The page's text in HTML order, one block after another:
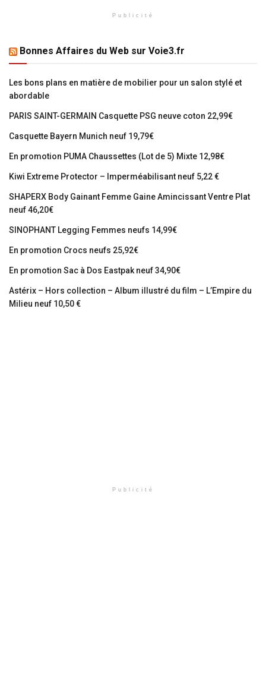
Publicité
Bonnes Affaires du Web sur Voie3.fr
Les bons plans en matière de mobilier pour un salon stylé et
abordable
PARIS SAINT-GERMAIN Casquette PSG neuve coton 22,99€
Casquette Bayern Munich neuf 19,79€
En promotion PUMA Chaussettes (Lot de 5) Mixte 12,98€
Kiwi Extreme Protector – Imperméabilisant neuf 5,22 €
SHAPERX Body Gainant Femme Gaine Amincissant Ventre Plat
neuf 46,20€
SINOPHANT Legging Femmes neufs 14,99€
En promotion Crocs neufs 25,92€
En promotion Sac à Dos Eastpak neuf 34,90€
Astérix – Hors collection – Album illustré du film – L’Empire du
Milieu neuf 10,50 €
Publicité